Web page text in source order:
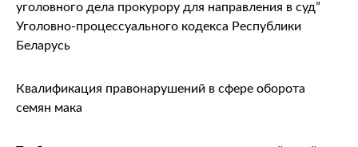
уголовного дела прокурору для направления в суд”
Уголовно-процессуального кодекса Республики
Беларусь
Квалификация правонарушений в сфере оборота
семян мака